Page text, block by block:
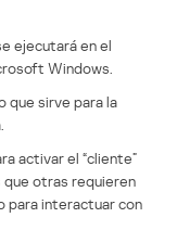
ejecutará en el
Windows.
que sirve para la
activar el “cliente”
otras requieren
para interactuar con